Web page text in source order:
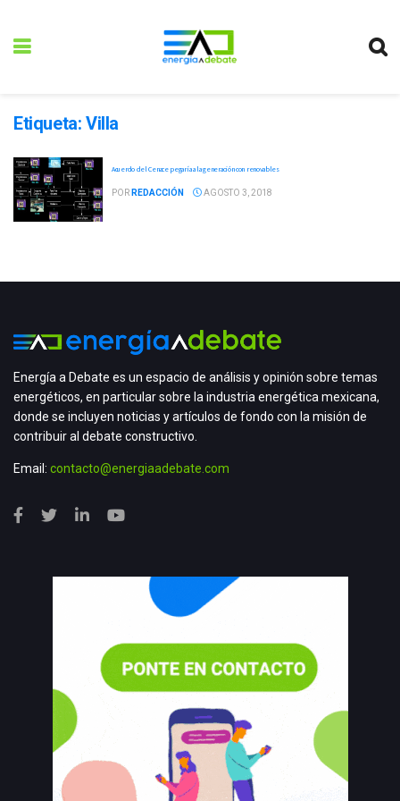
Etiqueta: Villa
Acuerdo del Cenace pegaría a la generación con renovables
POR REDACCIÓN AGOSTO 3, 2018
Energía a Debate es un espacio de análisis y opinión sobre temas
energéticos, en particular sobre la industria energética mexicana,
donde se incluyen noticias y artículos de fondo con la misión de
contribuir al debate constructivo.
Email: contacto@energiaadebate.com